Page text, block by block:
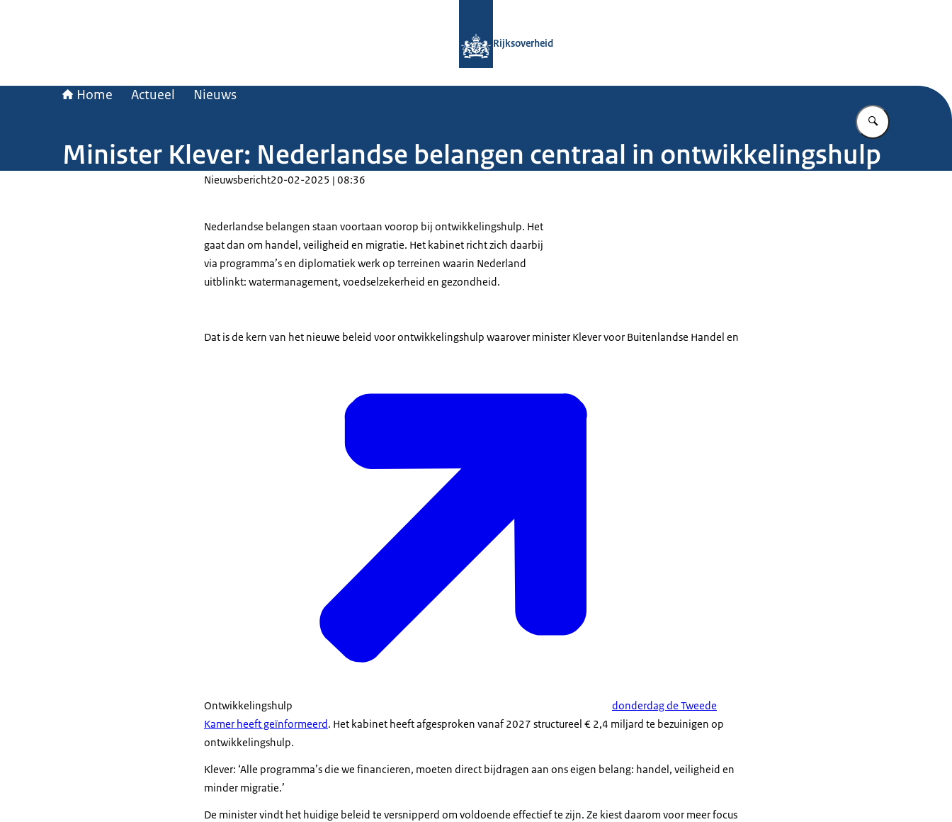
Rijksoverheid
Home Actueel Nieuws
Vul in wat u
Minister Klever: Nederlandse belangen centraal in ontwikkelingshulp
Nieuwsbericht20-02-2025 | 08:36
Nederlandse belangen staan voortaan voorop bij ontwikkelingshulp. Het
gaat dan om handel, veiligheid en migratie. Het kabinet richt zich daarbij
via programma’s en diplomatiek werk op terreinen waarin Nederland
uitblinkt: watermanagement, voedselzekerheid en gezondheid.
Dat is de kern van het nieuwe beleid voor ontwikkelingshulp waarover minister Klever voor Buitenlandse Handel en
Ontwikkelingshulp
donderdag de Tweede
Kamer heeft geïnformeerd. Het kabinet heeft afgesproken vanaf 2027 structureel € 2,4 miljard te bezuinigen op
ontwikkelingshulp.
Klever: ‘Alle programma’s die we financieren, moeten direct bijdragen aan ons eigen belang: handel, veiligheid en
minder migratie.’
De minister vindt het huidige beleid te versnipperd om voldoende effectief te zijn. Ze kiest daarom voor meer focus